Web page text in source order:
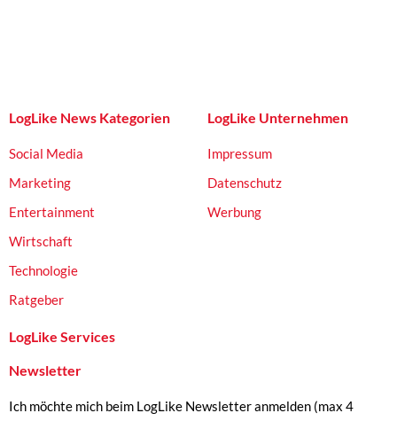
LogLike News Kategorien
Social Media
Marketing
Entertainment
Wirtschaft
Technologie
Ratgeber
LogLike Unternehmen
Impressum
Datenschutz
Werbung
LogLike Services
Newsletter
Ich möchte mich beim LogLike Newsletter anmelden (max 4